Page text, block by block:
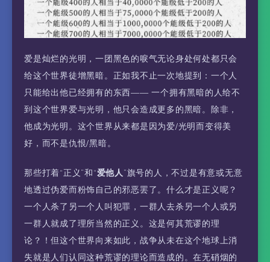
爱是灿烂的光明，一团黑色的唳气无论身处何处都只会
给这个世界徒增黑暗。正如我不止一次地提到：一个人
只能给出他已经拥有的东西—— 一个拥有黑暗的人给不
到这个世界爱与光明，他只会造成更多的黑暗。除非，
他成为光明。这个世界从来都是因为爱/光明而变得美
好，而不是仇恨/黑暗。
那些打着“正义”和“爱他人”旗号的人，不过是有意或无意
地透过伪爱而粉饰自己的邪恶罢了。什么才是正义呢？
一个人杀了另一个人叫犯罪，一群人去杀另一个人或另
一群人就成了理所当然的正义。这是何其荒谬的理
论？！但这个世界向来如此，战争从未在这个地球上消
失就是人们认同这种荒谬的理论而造成的。在无硝烟的